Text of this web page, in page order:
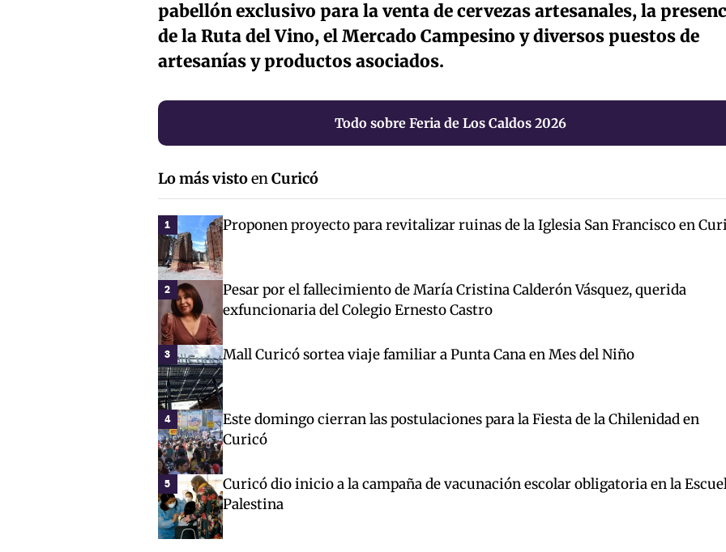
pabellón exclusivo para la venta de cervezas artesanales, la
de la Ruta del Vino, el Mercado Campesino y diversos puestos de
artesanías y productos asociados.
Todo sobre Feria de Los Caldos 2026
Lo más vistoenCuricó
1 Proponen proyecto para revitalizar ruinas de la Iglesia San Francisco en
2
Pesar por el fallecimiento de María Cristina Calderón Vásquez, querida
exfuncionaria del Colegio Ernesto Castro
3 Mall Curicó sortea viaje familiar a Punta Cana en Mes del Niño
4
Este domingo cierran las postulaciones para la Fiesta de la Chilenidad en
Curicó
5
Curicó dio inicio a la campaña de vacunación escolar obligatoria en la
Palestina